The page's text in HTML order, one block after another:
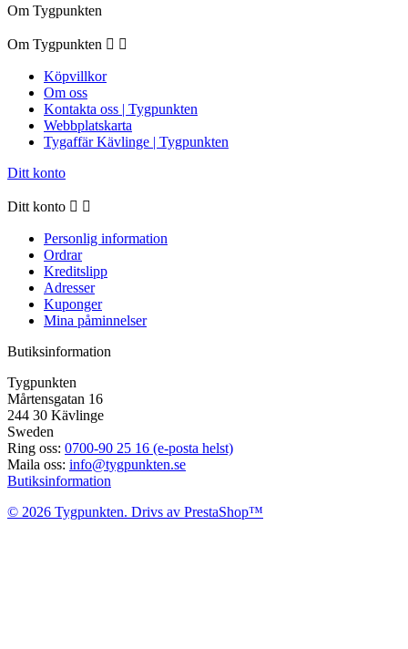
Om Tygpunkten
Om Tygpunkten  
Köpvillkor
Om oss
Kontakta oss | Tygpunkten
Webbplatskarta
Tygaffär Kävlinge | Tygpunkten
Ditt konto
Ditt konto  
Personlig information
Ordrar
Kreditslipp
Adresser
Kuponger
Mina påminnelser
Butiksinformation
Tygpunkten
Mårtensgatan 16
244 30 Kävlinge
Sweden
Ring oss: 0700-90 25 16 (e-posta helst)
Maila oss: info@tygpunkten.se
Butiksinformation
© 2026 Tygpunkten. Drivs av PrestaShop™